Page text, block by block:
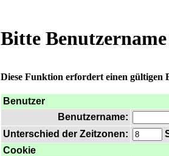
Bitte
Diese Funktion erfordert einen gültigen
Benutzer
Benutzername:
Unterschied der Zeitzonen:
Cookie